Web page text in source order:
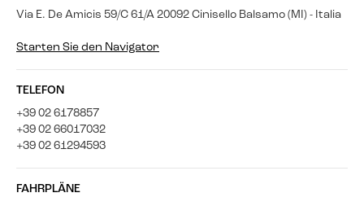
Via E. De Amicis 59/C 61/A 20092 Cinisello Balsamo (MI) - Italia
Starten Sie den Navigator
TELEFON
+39 02 6178857
+39 02 66017032
+39 02 61294593
FAHRPLÄNE